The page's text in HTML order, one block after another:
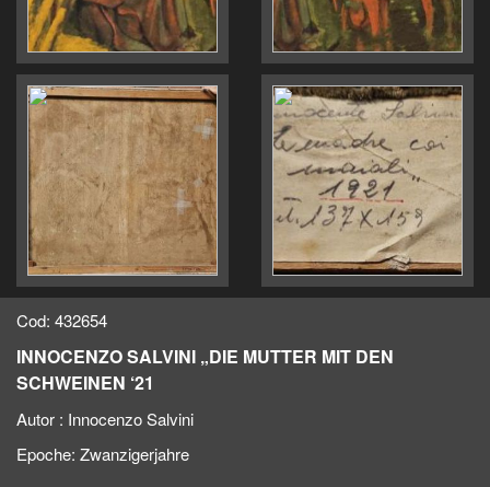
Cod: 432654
INNOCENZO SALVINI „DIE MUTTER MIT DEN
SCHWEINEN ‘21
Autor : Innocenzo Salvini
Epoche: Zwanzigerjahre